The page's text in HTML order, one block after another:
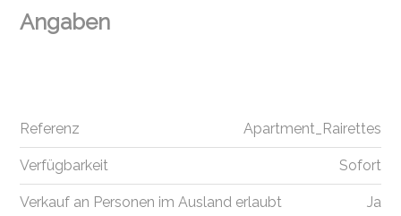
Angaben
Referenz Apartment_Rairettes
Verfügbarkeit Sofort
Verkauf an Personen im Ausland erlaubt Ja